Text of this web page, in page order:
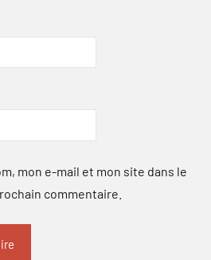
mon e-mail et mon site dans le
commentaire.